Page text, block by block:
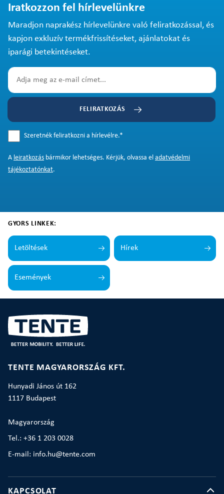
Iratkozzon fel hírlevelünkre
Maradjon naprakész hírlevelünkre való feliratkozással, és
kapjon exkluzív termékfrissítéseket, ajánlatokat és
iparági betekintéseket.
FELIRATKOZÁS
Szeretnék feliratkozni a hírlevélre.*
A leiratkozás bármikor lehetséges. Kérjük, olvassa el adatvédelmi
tájékoztatónkat.
GYORS LINKEK:
Letöltések Hírek
Események
TENTE MAGYARORSZÁG KFT.
Hunyadi János út 162
1117 Budapest
Magyarország
Tel.: +36 1 203 0028
E-mail: info.hu@tente.com
KAPCSOLAT